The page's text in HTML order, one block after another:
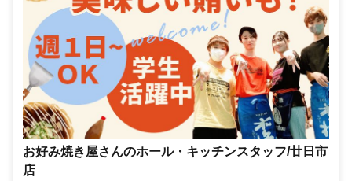
お好み焼き屋さんのホール・キッチンスタッフ/廿日市
店